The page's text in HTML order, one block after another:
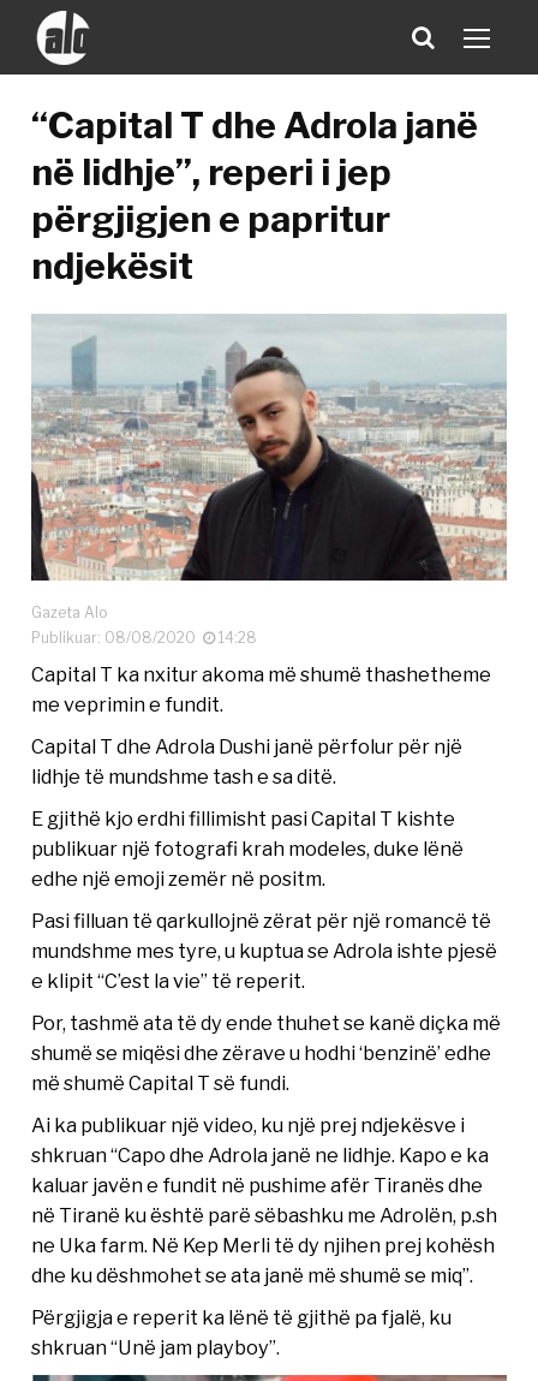
“Capital T dhe Adrola janë
në lidhje”, reperi i jep
përgjigjen e papritur
ndjekësit
Gazeta Alo
Publikuar: 08/08/2020
14:28
Capital T ka nxitur akoma më shumë thashetheme
me veprimin e fundit.
Capital T dhe Adrola Dushi janë përfolur për një
lidhje të mundshme tash e sa ditë.
E gjithë kjo erdhi fillimisht pasi Capital T kishte
publikuar një fotografi krah modeles, duke lënë
edhe një emoji zemër në positm.
Pasi filluan të qarkullojnë zërat për një romancë të
mundshme mes tyre, u kuptua se Adrola ishte pjesë
e klipit “C’est la vie” të reperit.
Por, tashmë ata të dy ende thuhet se kanë diçka më
shumë se miqësi dhe zërave u hodhi ‘benzinë’ edhe
më shumë Capital T së fundi.
Ai ka publikuar një video, ku një prej ndjekësve i
shkruan “Capo dhe Adrola janë ne lidhje. Kapo e ka
kaluar javën e fundit në pushime afër Tiranës dhe
në Tiranë ku është parë sëbashku me Adrolën, p.sh
ne Uka farm. Në Kep Merli të dy njihen prej kohësh
dhe ku dëshmohet se ata janë më shumë se miq”.
Përgjigja e reperit ka lënë të gjithë pa fjalë, ku
shkruan “Unë jam playboy”.